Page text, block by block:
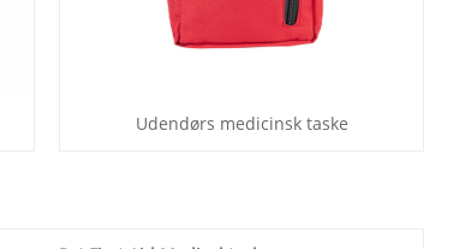
Udendørs medicinsk taske